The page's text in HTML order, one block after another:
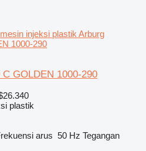
mesin injeksi plastik Arburg
1000-290
GOLDEN 1000-290
plastik
arus 50 Hz Tegangan